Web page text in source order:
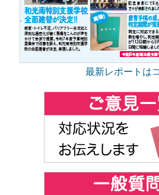
最新レポートは